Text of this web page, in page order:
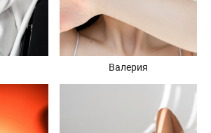
Валерия